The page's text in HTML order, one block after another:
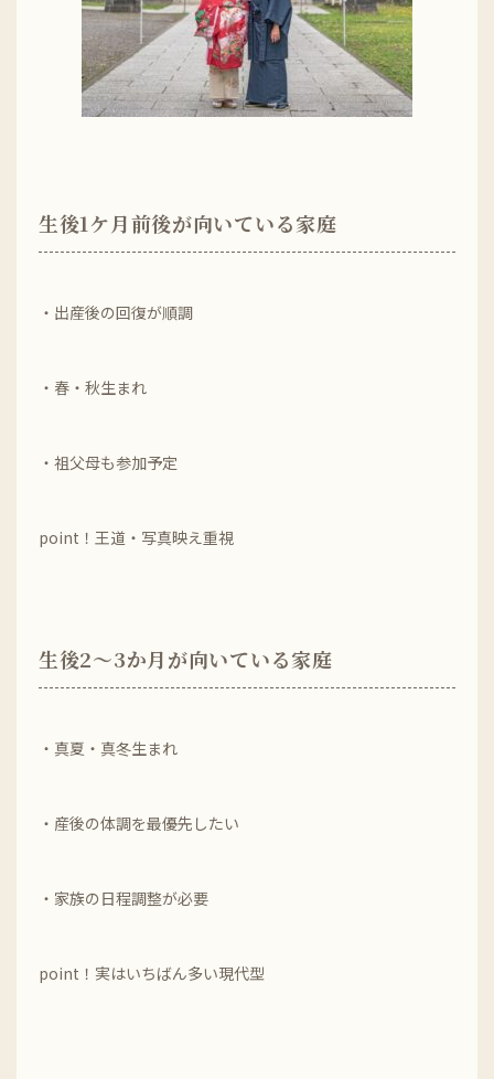
生後1ケ月前後が向いている家庭
・出産後の回復が順調
・春・秋生まれ
・祖父母も参加予定
point！王道・写真映え重視
生後2～3か月が向いている家庭
・真夏・真冬生まれ
・産後の体調を最優先したい
・家族の日程調整が必要
point！実はいちばん多い現代型